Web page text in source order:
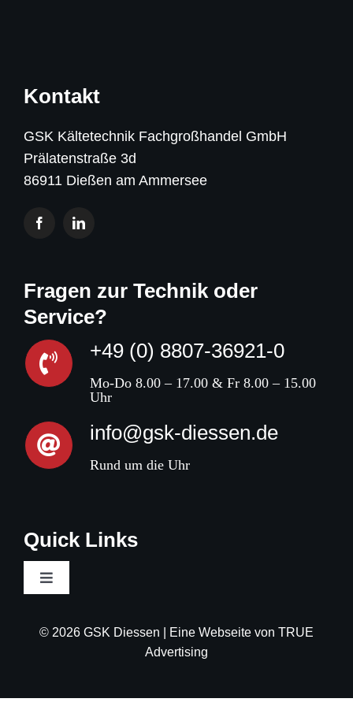
Kontakt
GSK Kältetechnik Fachgroßhandel GmbH
Prälatenstraße 3d
86911 Dießen am Ammersee
Fragen zur Technik oder
Service?
+49 (0) 8807-36921-0
Mo-Do 8.00 – 17.00 & Fr 8.00 – 15.00
Uhr
info@gsk-diessen.de
Rund um die Uhr
Quick Links
Toggle
© 2026 GSK Diessen | Eine Webseite von TRUE
Advertising